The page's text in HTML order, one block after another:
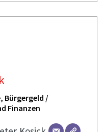
Bürgergeld /
Finanzen